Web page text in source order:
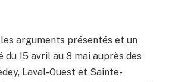
les arguments présentés et un
du 15 avril au 8 mai auprès des
Laval-Ouest et Sainte-